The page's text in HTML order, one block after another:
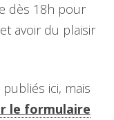
dès 18h pour
avoir du plaisir
ici, mais
le formulaire